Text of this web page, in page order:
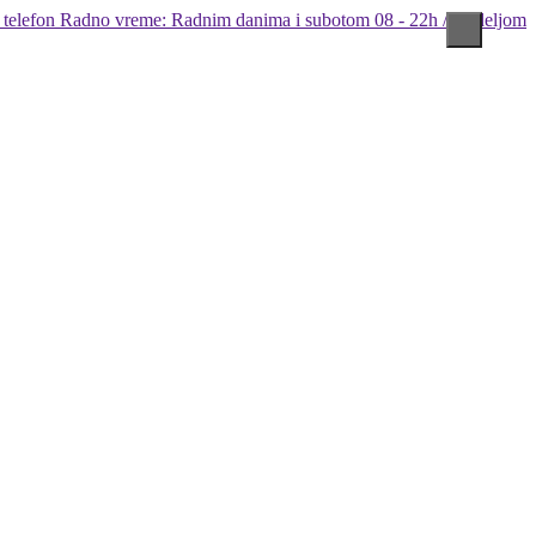
Radno vreme: Radnim danima i subotom 08 - 22h / Nedeljom